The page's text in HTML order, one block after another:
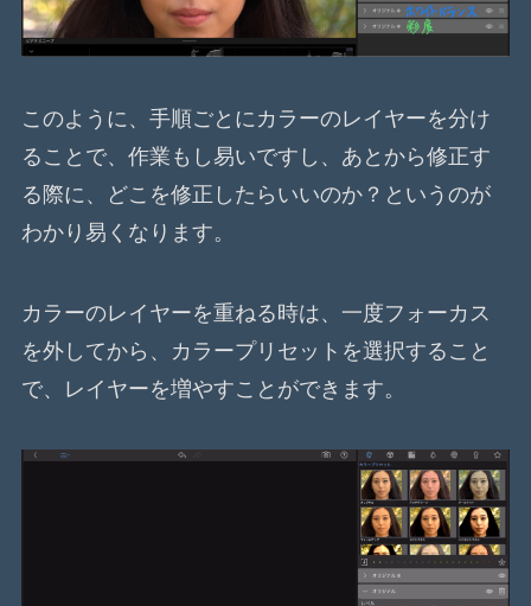
このように、手順ごとにカラーのレイヤーを分け
ることで、作業もし易いですし、あとから修正す
る際に、どこを修正したらいいのか？というのが
わかり易くなります。
カラーのレイヤーを重ねる時は、一度フォーカス
を外してから、カラープリセットを選択すること
で、レイヤーを増やすことができます。